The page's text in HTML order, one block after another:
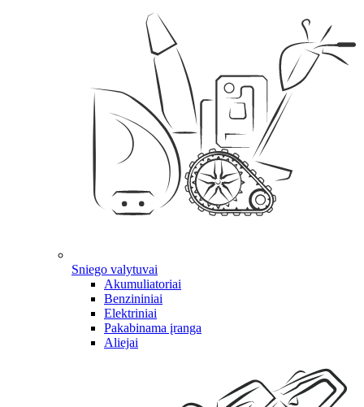
Sniego valytuvai
Akumuliatoriai
Benzininiai
Elektriniai
Pakabinama įranga
Aliejai